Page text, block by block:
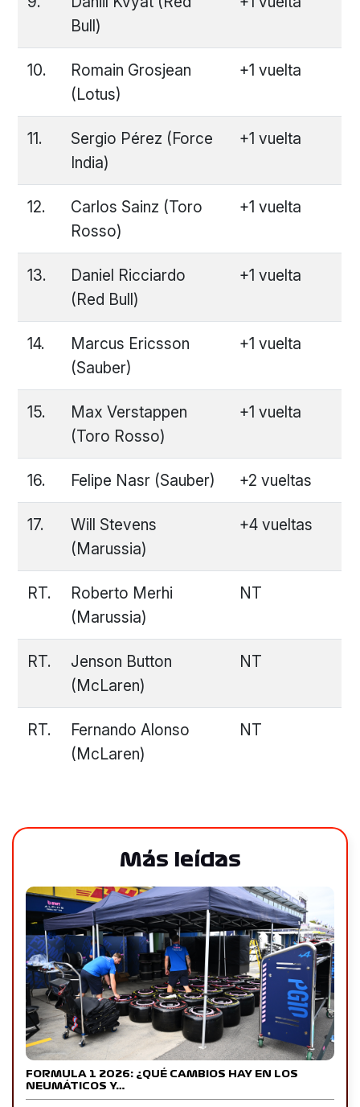
Bull)
10.
Romain Grosjean
(Lotus)
+1 vuelta
11.
Sergio Pérez (Force
India)
+1 vuelta
12.
Carlos Sainz (Toro
Rosso)
+1 vuelta
13.
Daniel Ricciardo
(Red Bull)
+1 vuelta
14.
Marcus Ericsson
(Sauber)
+1 vuelta
15.
Max Verstappen
(Toro Rosso)
+1 vuelta
16. Felipe Nasr (Sauber) +2 vueltas
17.
Will Stevens
(Marussia)
+4 vueltas
RT.
Roberto Merhi
(Marussia)
NT
RT.
Jenson Button
(McLaren)
NT
RT.
Fernando Alonso
(McLaren)
NT
Más leídas
FORMULA 1 2026: ¿QUÉ CAMBIOS HAY EN LOS
NEUMÁTICOS Y…